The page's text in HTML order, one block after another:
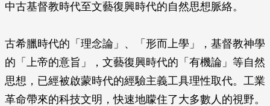
中古基督教時代至文藝復興時代的自然思想脈絡。
古希臘時代的「理念論」、「形而上學」，基督教神學
的「上帝的意旨」，文藝復興時代的「有機論」等自然
思想，已經被啟蒙時代的經驗主義工具理性取代。工業
革命帶來的科技文明，快速地矇住了大多數人的視野。